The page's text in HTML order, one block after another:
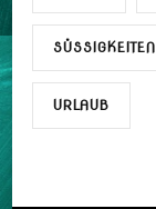
SÜSSIGKEITEN
URLAUB